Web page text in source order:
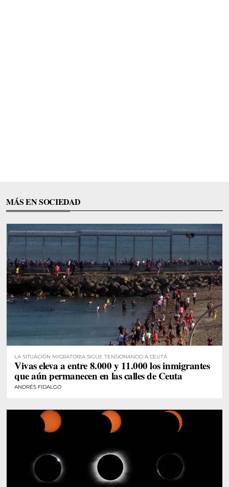
MÁS EN SOCIEDAD
LA SITUACIÓN MIGRATORIA SIGUE TENSIONANDO A CEUTA
Vivas eleva a entre 8.000 y 11.000 los inmigrantes
que aún permanecen en las calles de Ceuta
ANDRÉS FIDALGO